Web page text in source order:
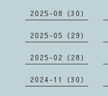
2025-08（30）
2025-05（29）
2025-02（28）
2024-11（30）